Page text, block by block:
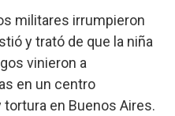
militares irrumpieron
y trató de que la niña
vinieron a
en un centro
en Buenos Aires.